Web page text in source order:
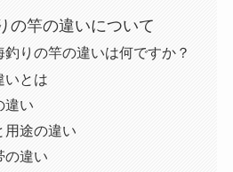
の竿の違いについて
釣りの竿の違いは何ですか？
いとは
違い
用途の違い
の違い